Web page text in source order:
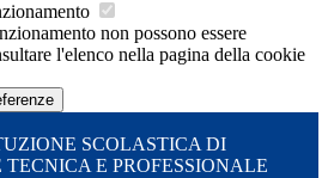
non possono essere
l'elenco nella pagina della cookie
SCOLASTICA DI
E PROFESSIONALE